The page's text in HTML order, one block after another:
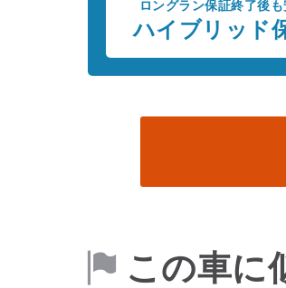
ロングラン保証終了後
ハイブリッド
この車に